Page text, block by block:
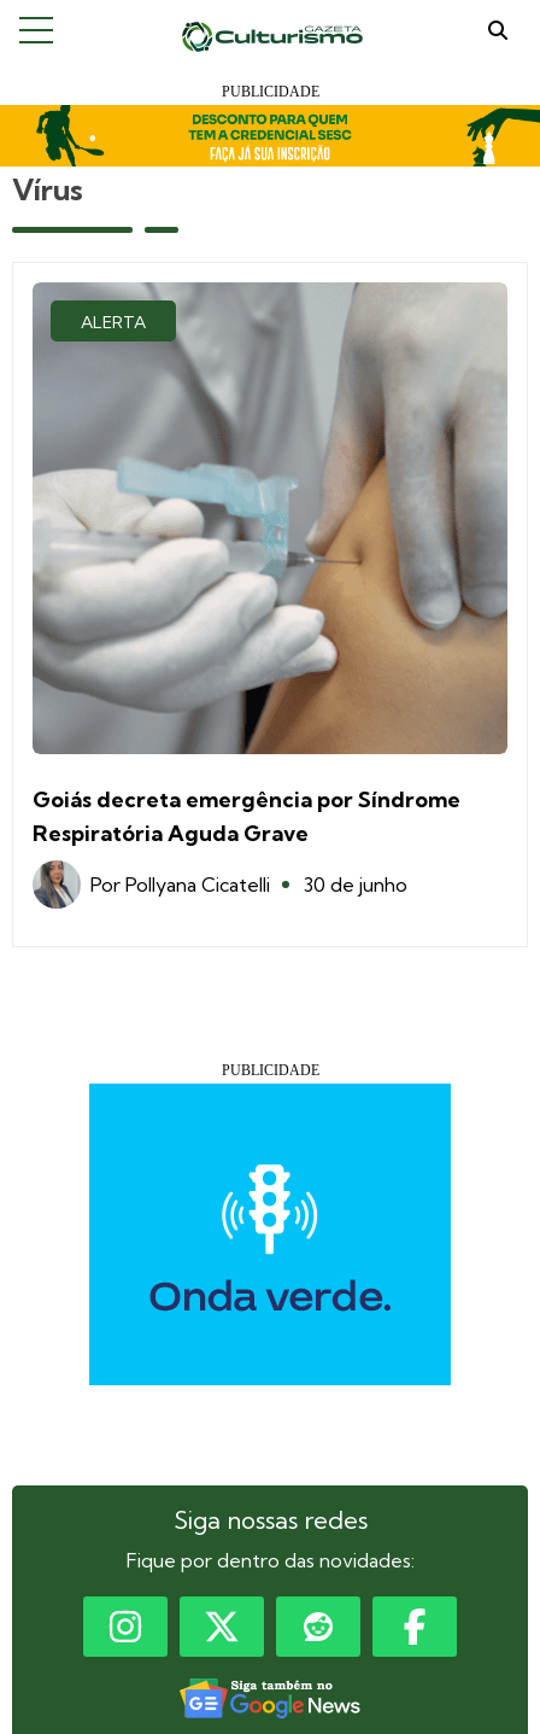
Vírus
ALERTA
Goiás decreta emergência por Síndrome
Respiratória Aguda Grave
Por Pollyana Cicatelli 30 de junho
Siga nossas redes
Fique por dentro das novidades: